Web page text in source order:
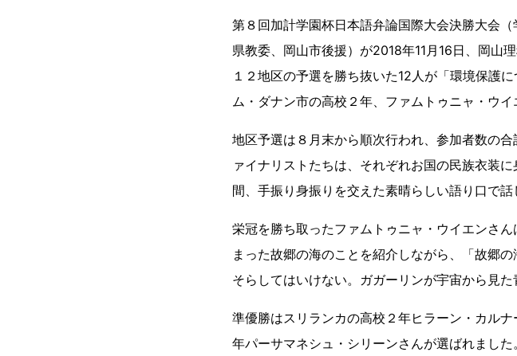
第８回加計学園杯日本語弁論国際大会決勝大会
県教委、岡山市後援）が2018年11月16日、岡山
１２地区の予選を勝ち抜いた12人が「環境保護
ム・ダナン市の高校２年、ファムトゥニャ・ウイ
地区予選は８月末から順次行われ、参加者数の
ァイナリストたちは、それぞれお国の民族衣装
間、手振り身振りを交えた素晴らしい語り口で話
栄冠を勝ち取ったファムトゥニャ・ウイエンさ
まった故郷の海のことを紹介しながら、「故郷
そらしてはいけない。ガガーリンが宇宙から見
準優勝はスリランカの高校２年ヒラーン・カル
年パーサマネシュ・シリーンさんが選ばれまし